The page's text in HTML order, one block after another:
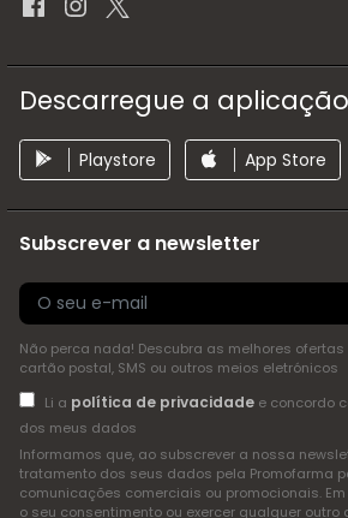
Descarregue a aplicação
Playstore App Store
Subscrever a newsletter
Não perca nada! Descubra as melhores
cartão postal, SMS ou outros meios eletrónicos
Li a política de privacidadee concordo
dos meus dados
Informamos que, ao subscrever a nossa
tratamento dos seus dados pela Promofarma
comunicações comerciais ou promocionais.
o seu consentimento ou exercer qualquer outro